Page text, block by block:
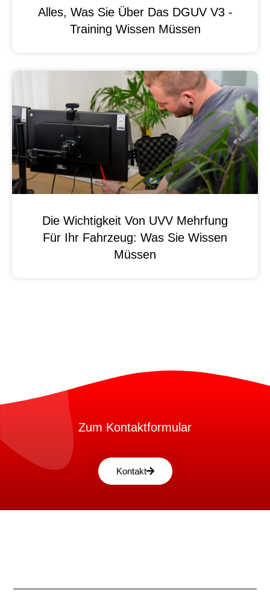
Alles, Was Sie Über Das DGUV V3 -
Training Wissen Müssen
Die Wichtigkeit Von UVV Mehrfung
Für Ihr Fahrzeug: Was Sie Wissen
Müssen
Zum Kontaktformular
Kontakt